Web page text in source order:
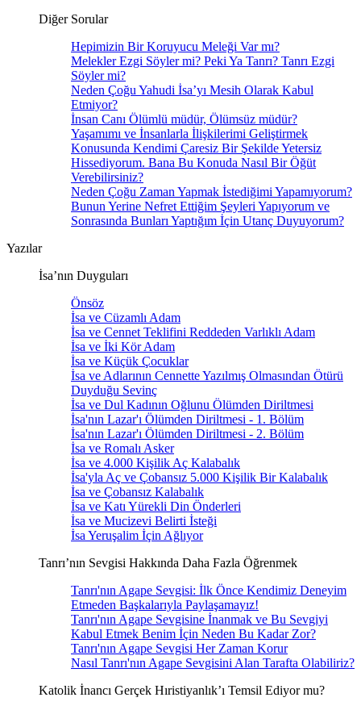
Diğer Sorular
Hepimizin Bir Koruyucu Meleği Var mı?
Melekler Ezgi Söyler mi? Peki Ya Tanrı? Tanrı Ezgi
Söyler mi?
Neden Çoğu Yahudi İsa’yı Mesih Olarak Kabul
Etmiyor?
İnsan Canı Ölümlü müdür, Ölümsüz müdür?
Yaşamımı ve İnsanlarla İlişkilerimi Geliştirmek
Konusunda Kendimi Çaresiz Bir Şekilde Yetersiz
Hissediyorum. Bana Bu Konuda Nasıl Bir Öğüt
Verebilirsiniz?
Neden Çoğu Zaman Yapmak İstediğimi Yapamıyorum?
Bunun Yerine Nefret Ettiğim Şeyleri Yapıyorum ve
Sonrasında Bunları Yaptığım İçin Utanç Duyuyorum?
Yazılar
İsa’nın Duyguları
Önsöz
İsa ve Cüzamlı Adam
İsa ve Cennet Teklifini Reddeden Varlıklı Adam
İsa ve İki Kör Adam
İsa ve Küçük Çocuklar
İsa ve Adlarının Cennette Yazılmış Olmasından Ötürü
Duyduğu Sevinç
İsa ve Dul Kadının Oğlunu Ölümden Diriltmesi
İsa'nın Lazar'ı Ölümden Diriltmesi - 1. Bölüm
İsa'nın Lazar'ı Ölümden Diriltmesi - 2. Bölüm
İsa ve Romalı Asker
İsa ve 4.000 Kişilik Aç Kalabalık
İsa'yla Aç ve Çobansız 5.000 Kişilik Bir Kalabalık
İsa ve Çobansız Kalabalık
İsa ve Katı Yürekli Din Önderleri
İsa ve Mucizevi Belirti İsteği
İsa Yeruşalim İçin Ağlıyor
Tanrı’nın Sevgisi Hakkında Daha Fazla Öğrenmek
Tanrı'nın Agape Sevgisi: İlk Önce Kendimiz Deneyim
Etmeden Başkalarıyla Paylaşamayız!
Tanrı'nın Agape Sevgisine İnanmak ve Bu Sevgiyi
Kabul Etmek Benim İçin Neden Bu Kadar Zor?
Tanrı'nın Agape Sevgisi Her Zaman Korur
Nasıl Tanrı'nın Agape Sevgisini Alan Tarafta Olabiliriz?
Katolik İnancı Gerçek Hıristiyanlık’ı Temsil Ediyor mu?